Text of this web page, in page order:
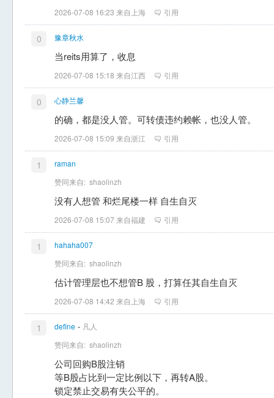
2026-07-08 16:23 来自上海 引用
0 豫章秋水
当reits用算了，收息
2026-07-08 15:18 来自江西 引用
0 心静兰馨
的确，都是没人管。可转债违约赖帐，也没人管。
2026-07-08 15:09 来自浙江 引用
1
raman
赞同来自: shaolinzh
没有人想管 和烂尾楼一样 自生自灭
2026-07-08 15:07 来自福建 引用
1
hahaha007
赞同来自: shaolinzh
估计管理层也不想管B 股，打算任其自生自灭
2026-07-08 14:42 来自上海 引用
1 define - 凡人
赞同来自: shaolinzh
公司回购B股注销
等B股占比到一定比例以下，再转A股。
锁定禁止交易有失公平的。